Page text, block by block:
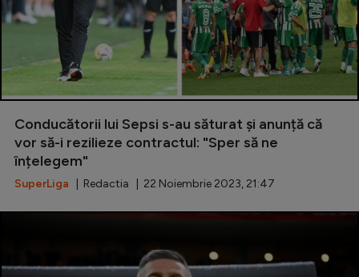
Conducătorii lui Sepsi s-au săturat și anunță că
vor să-i rezilieze contractul: "Sper să ne
înțelegem"
SuperLiga | Redactia | 22 Noiembrie 2023, 21:47